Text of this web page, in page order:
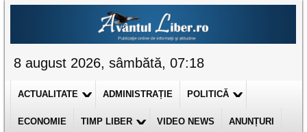
8 august 2026, sâmbătă, 07:18
ACTUALITATE ADMINISTRAȚIE POLITICĂ
ECONOMIE TIMP LIBER VIDEO NEWS ANUNȚURI